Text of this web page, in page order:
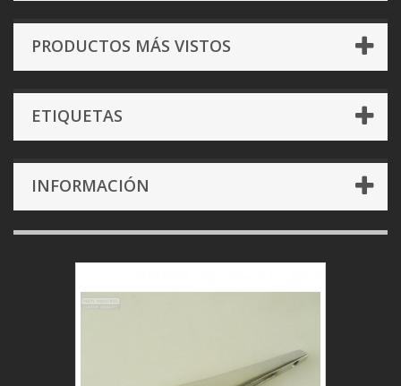
PRODUCTOS MÁS VISTOS
ETIQUETAS
INFORMACIÓN